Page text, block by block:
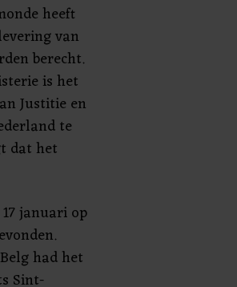
heeft
van
berecht.
is het
Justitie en
te
dat het
januari op
had het
Sint-